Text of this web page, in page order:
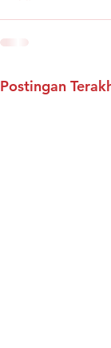
Postingan